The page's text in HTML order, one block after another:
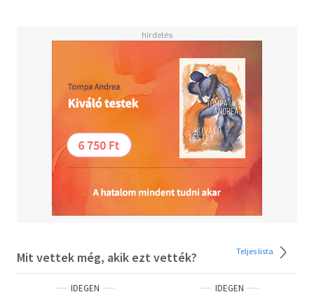
Mit vettek még, akik ezt vették? Teljes lista
IDEGEN IDEGEN